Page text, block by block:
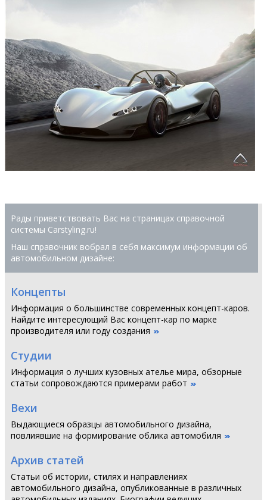
Рады приветствовать Вас на страницах справочной
системы Сarstyling.ru!
Наш справочник вобрал в себя максимум информации об
автомобильном дизайне:
Концепты
Информация о большинстве современных концепт-каров.
Найдите интересующий Вас концепт-кар по марке
производителя или году создания
Студии
Информация о лучших кузовных ателье мира, обзорные
статьи сопровождаются примерами работ
Вехи
Выдающиеся образцы автомобильного дизайна,
повлиявшие на формирование облика автомобиля
Архив статей
Статьи об истории, стилях и направлениях
автомобильного дизайна, опубликованные в различных